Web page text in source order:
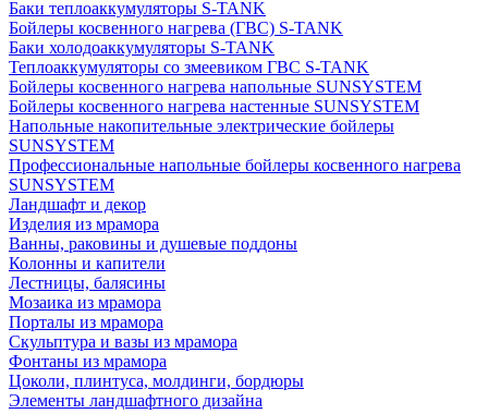
Баки теплоаккумуляторы S-TANK
Бойлеры косвенного нагрева (ГВС) S-TANK
Баки холодоаккумуляторы S-TANK
Теплоаккумуляторы со змеевиком ГВС S-TANK
Бойлеры косвенного нагрева напольные SUNSYSTEM
Бойлеры косвенного нагрева настенные SUNSYSTEM
Напольные накопительные электрические бойлеры
SUNSYSTEM
Профессиональные напольные бойлеры косвенного нагрева
SUNSYSTEM
Ландшафт и декор
Изделия из мрамора
Ванны, раковины и душевые поддоны
Колонны и капители
Лестницы, балясины
Мозаика из мрамора
Порталы из мрамора
Скульптура и вазы из мрамора
Фонтаны из мрамора
Цоколи, плинтуса, молдинги, бордюры
Элементы ландшафтного дизайна